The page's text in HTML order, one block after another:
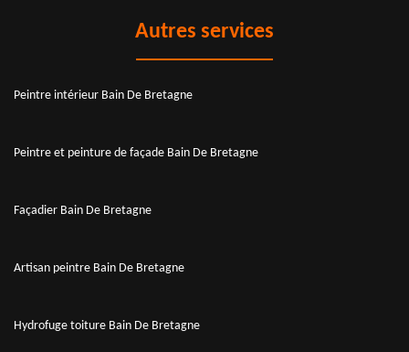
Autres services
Peintre intérieur Bain De Bretagne
Peintre et peinture de façade Bain De Bretagne
Façadier Bain De Bretagne
Artisan peintre Bain De Bretagne
Hydrofuge toiture Bain De Bretagne